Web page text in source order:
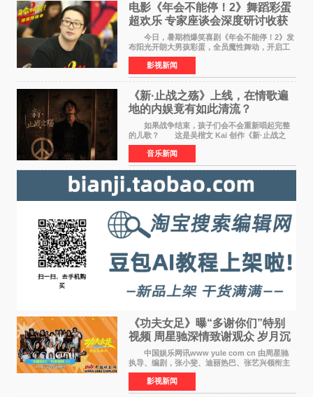
电影《年会不能停！2》舞蹈彩蛋
超欢乐 专家座谈会深度研讨收获
满满
今日，暑期档爆笑喜剧《年会不能停！2》发
布阳光开朗大男孩彩蛋，全员魔性舞动，开启工
位狂欢模式。影片于昨日同步举办专家座谈会，
导演董润年、总制片人应萝佳出席现场，与一众
业内、学界专家
影视新闻
《新·止战之殇》上线，在情歌遍
地的内娱竟有如此清流？
如果战争结束，孩子们会不会重新唱起完整
的儿歌？ 这是吴楷文 Kai 创作《新·止战之
殇》时最初的想法。 从伊朗相关冲突引发的
地区局势，到世界各地仍在发生的动荡与不安，
战争从来不只
音乐新闻
《功夫女足》曝“多谢你们”特别
视频 周星驰深情致谢观众 岁月沉
淀不灭初心
中国娱乐网讯www yule com cn 由周星驰
执导、编剧，张小斐、迪丽热巴、张艺兴领衔主
演，刘嘉玲、佐藤健特别出演，艾米、雪野、蔡
思贝、胡予安、倪好特别介绍的喜剧电影《功夫
女足》释出多谢你
影视新闻